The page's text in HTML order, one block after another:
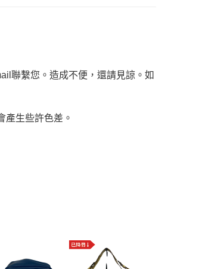
聯繫您。造成不便，還請見諒。如
產生些許色差。